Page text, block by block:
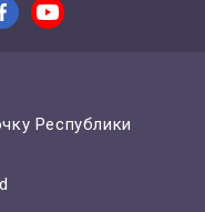
Республики